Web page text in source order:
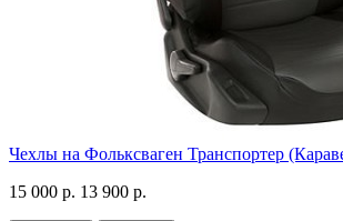
Чехлы на Фольксваген Транспортер
15 000 р. 13 900 р.